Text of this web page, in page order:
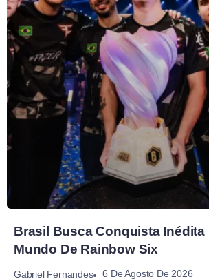
Brasil Busca Conquista Inédita
Mundo De Rainbow Six
Gabriel Fernandes 6 De Agosto De 2026